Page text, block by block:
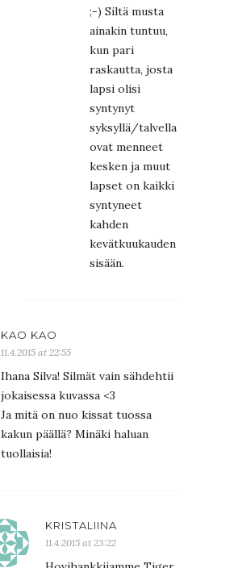
;-) Siltä musta
ainakin tuntuu,
kun pari
raskautta, josta
lapsi olisi
syntynyt
syksyllä/talvella
ovat menneet
kesken ja muut
lapset on kaikki
syntyneet
kahden
kevätkuukauden
sisään.
KAO KAO
11.4.2015 at 22:55
Ihana Silva! Silmät vain sähdehtii
jokaisessa kuvassa <3
Ja mitä on nuo kissat tuossa
kakun päällä? Minäki haluan
tuollaisia!
KRISTALIINA
11.4.2015 at 23:22